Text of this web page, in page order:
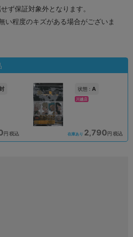
ず保証対象外となります。
い程度のキズがある場合がございま
円 税込
状態 : A
川越店
在庫あり 2,790円 税込